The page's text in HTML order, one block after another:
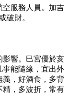
空服務人員。加吉
破財。
影響。巳宮優於亥
事能隨緣，宜出外
義，好酒食，多背
精，多波折，常有